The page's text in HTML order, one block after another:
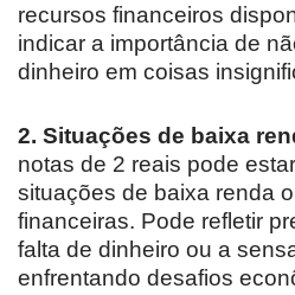
recursos financeiros
indicar a importância de
dinheiro em coisas
2. Situações de baixa
notas de 2 reais pode
situações de baixa renda
financeiras. Pode refletir
falta de dinheiro ou a
enfrentando desafios